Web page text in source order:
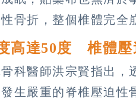
骨折，整個椎體完全
高達50度 椎體壓
科醫師洪宗賢指出，
生嚴重的脊椎壓迫性